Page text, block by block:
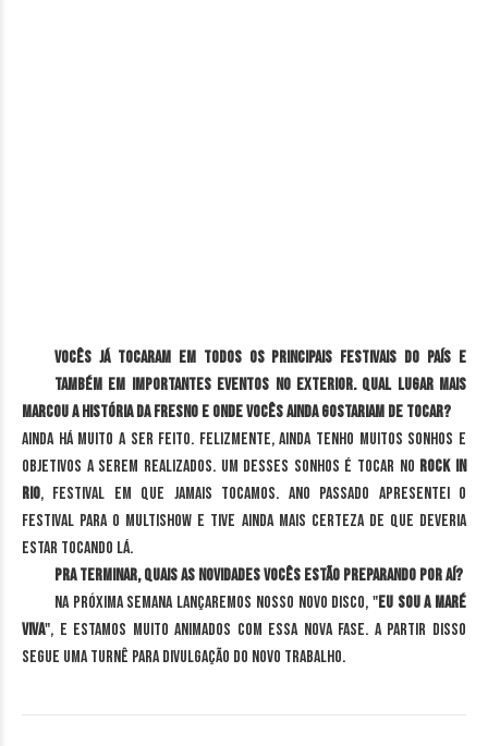
Vocês já tocaram em todos os principais festivais do país e
também em importantes eventos no exterior. Qual lugar mais
marcou a história da Fresno e onde vocês ainda gostariam de tocar?
Ainda há muito a ser feito. Felizmente, ainda tenho muitos sonhos e
objetivos a serem realizados. Um desses sonhos é tocar no Rock in
Rio, festival em que jamais tocamos. Ano passado apresentei o
festival para o Multishow e tive ainda mais certeza de que deveria
estar tocando lá.
Pra terminar, quais as novidades vocês estão preparando por aí?
Na próxima semana lançaremos nosso novo disco, "Eu Sou A Maré
Viva", e estamos muito animados com essa nova fase. A partir disso
segue uma turnê para divulgação do novo trabalho.